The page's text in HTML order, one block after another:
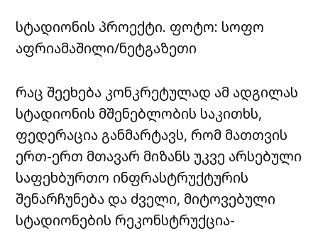
სტადიონის პროექტი. ფოტო: სოფო
აფრიამაშილი/ნეტგაზეთი
რაც შეეხება კონკრეტულად ამ ადგილას
სტადიონის მშენებლობის საკითხს,
ფედერაცია განმარტავს, რომ მათთვის
ერთ-ერთ მთავარ მიზანს უკვე არსებული
საფეხბურთო ინფრასტრუქტურის
შენარჩუნება და ძველი, მიტოვებული
სტადიონების რეკონსტრუქცია-